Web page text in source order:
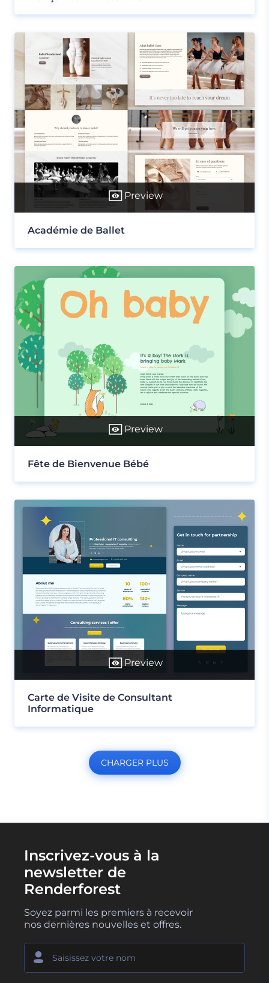
Preview
Académie de Ballet
Preview
Fête de Bienvenue Bébé
Preview
Carte de Visite de Consultant
Informatique
CHARGER PLUS
Inscrivez-vous à la
newsletter de
Renderforest
Soyez parmi les premiers à recevoir
nos dernières nouvelles et offres.